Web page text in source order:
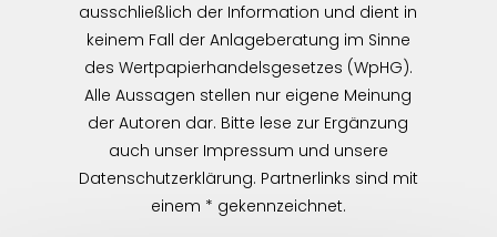
ausschließlich der Information und dient in
keinem Fall der Anlageberatung im Sinne
des Wertpapierhandelsgesetzes (WpHG).
Alle Aussagen stellen nur eigene Meinung
der Autoren dar. Bitte lese zur Ergänzung
auch unser Impressum und unsere
Datenschutzerklärung. Partnerlinks sind mit
einem * gekennzeichnet.